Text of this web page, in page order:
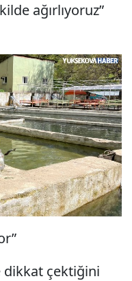
ağırlıyoruz”
dikkat çektiğini